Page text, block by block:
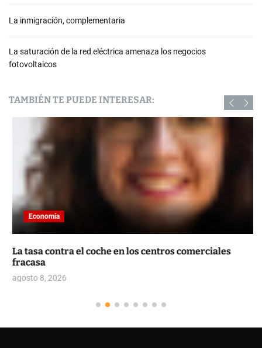
La inmigración, complementaria
La saturación de la red eléctrica amenaza los negocios
fotovoltaicos
TAMBIÉN TE PUEDE INTERESAR:
Economía
La tasa contra el coche en los centros comerciales
fracasa
agosto 8, 2026